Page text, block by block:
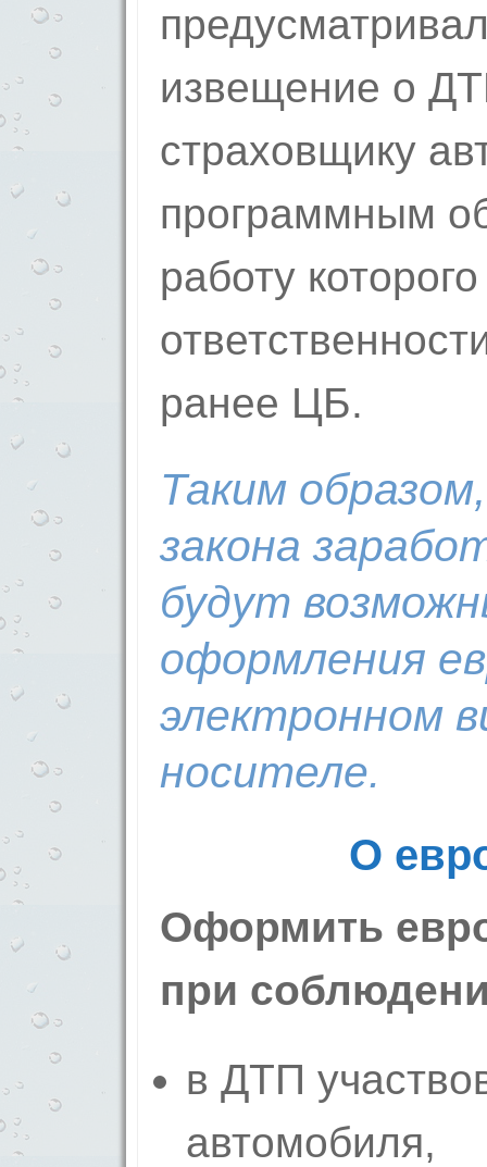
извещение о
страховщику
программным
работу
ранее ЦБ.
Таким
закона
будут
оформления
электронном
носителе.
О
Оформить
при
в ДТП
автомобиля,